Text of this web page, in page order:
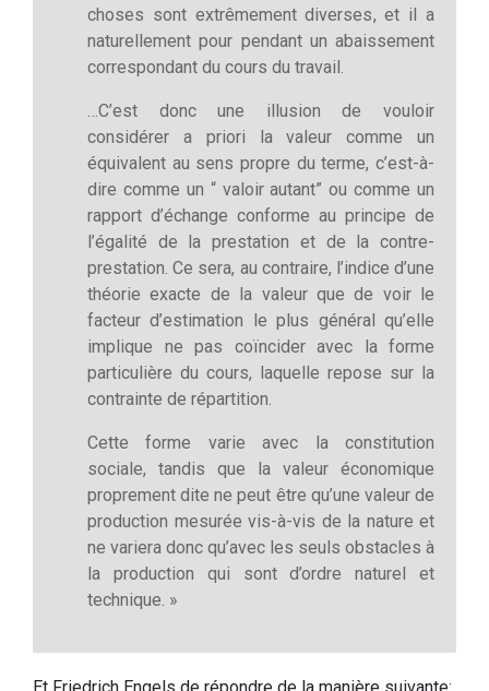
choses sont extrêmement diverses, et il a
naturellement pour pendant un abaissement
correspondant du cours du travail.
…C’est donc une illusion de vouloir
considérer a priori la valeur comme un
équivalent au sens propre du terme, c’est-à-
dire comme un “ valoir autant” ou comme un
rapport d’échange conforme au principe de
l’égalité de la prestation et de la contre-
prestation. Ce sera, au contraire, l’indice d’une
théorie exacte de la valeur que de voir le
facteur d’estimation le plus général qu’elle
implique ne pas coïncider avec la forme
particulière du cours, laquelle repose sur la
contrainte de répartition.
Cette forme varie avec la constitution
sociale, tandis que la valeur économique
proprement dite ne peut être qu’une valeur de
production mesurée vis-à-vis de la nature et
ne variera donc qu’avec les seuls obstacles à
la production qui sont d’ordre naturel et
technique. »
Et Friedrich Engels de répondre de la manière suivante: